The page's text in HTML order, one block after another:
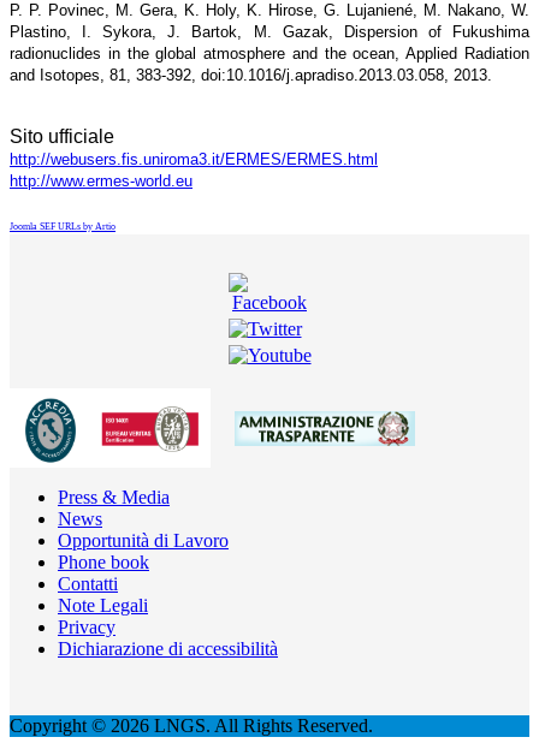
P. P. Povinec, M. Gera, K. Holy, K. Hirose, G. Lujaniené, M. Nakano, W.
Plastino, I. Sykora, J. Bartok, M. Gazak, Dispersion of Fukushima
radionuclides in the global atmosphere and the ocean, Applied Radiation
and Isotopes, 81, 383-392, doi:10.1016/j.apradiso.2013.03.058, 2013.
Sito ufficiale
http://webusers.fis.uniroma3.it/ERMES/ERMES.html
http://www.ermes-world.eu
Joomla SEF URLs by Artio
Press & Media
News
Opportunità di Lavoro
Phone book
Contatti
Note Legali
Privacy
Dichiarazione di accessibilità
Copyright © 2026 LNGS. All Rights Reserved.